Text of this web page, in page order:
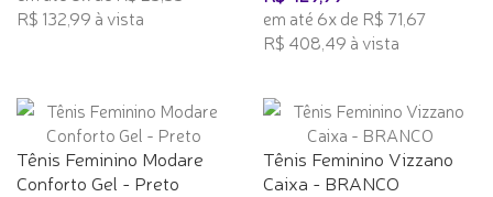
R$ 132,99 à vista
em até 6x de R$ 71,67
R$ 408,49 à vista
Tênis Feminino Modare
Conforto Gel - Preto
Tênis Feminino Vizzano
Caixa - BRANCO